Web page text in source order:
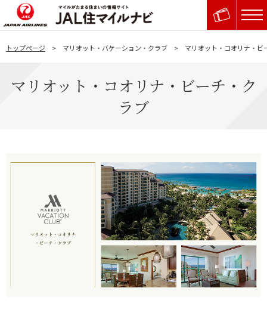
トップページ マリオット・バケーション・クラブ マリオット・コオリナ・ビ
マリオット・コオリナ・ビーチ・ク
ラブ